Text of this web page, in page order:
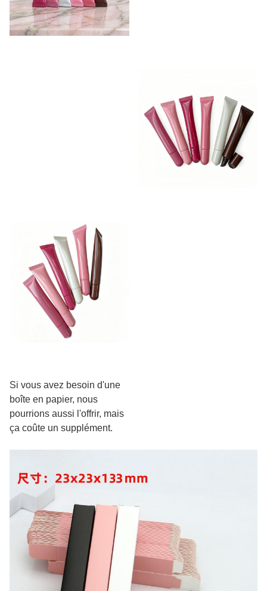
Si vous avez besoin d'une
boîte en papier, nous
pourrions aussi l'offrir, mais
ça coûte un supplément.